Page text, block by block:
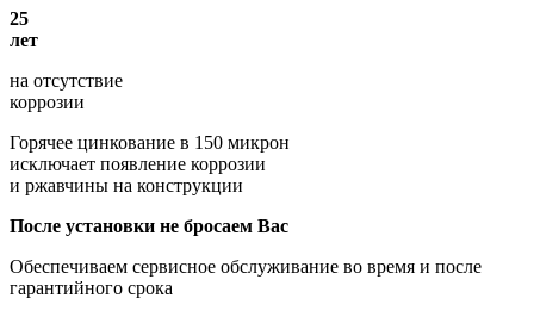
25
лет
на отсутствие
коррозии
Горячее цинкование в 150 микрон
исключает появление коррозии
и ржавчины на конструкции
После установки не бросаем Вас
Обеспечиваем сервисное обслуживание во время и после
гарантийного срока